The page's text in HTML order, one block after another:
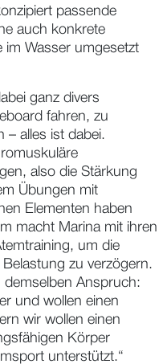
passende
auch konkrete
im Wasser umgesetzt
ganz divers
fahren, zu
– alles ist dabei.
also die Stärkung
Übungen mit
Elementen haben
macht Marina mit ihren
um die
zu verzögern.
demselben Anspruch:
und wollen einen
wir wollen einen
Körper
unterstützt.“